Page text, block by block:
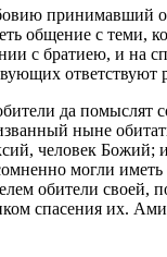
принимавший
общение с теми,
с братиею, и на
ответствуют
да помыслят
ныне
человек Божий; и
могли
обители своей,
спасения их.